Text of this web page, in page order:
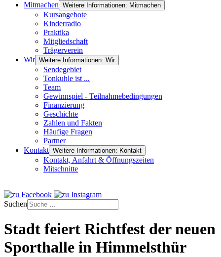
Mitmachen Weitere Informationen: Mitmachen
Kursangebote
Kinderradio
Praktika
Mitgliedschaft
Trägerverein
Wir Weitere Informationen: Wir
Sendegebiet
Tonkuhle ist ...
Team
Gewinnspiel - Teilnahmebedingungen
Finanzierung
Geschichte
Zahlen und Fakten
Häufige Fragen
Partner
Kontakt Weitere Informationen: Kontakt
Kontakt, Anfahrt & Öffnungszeiten
Mitschnitte
Suchen
Stadt feiert Richtfest der neuen
Sporthalle in Himmelsthür